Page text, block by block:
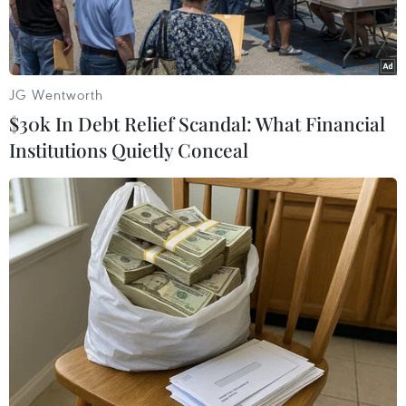
Ngoại trưởng Iran Hossein Amir-Abdollahian dự kiến tới thăm
Pakistan vào ngày 29/1. (Ảnh: THX/TTXVN)
Ngày 22/1, Iran và Pakistan thông báo các đại sứ
của mình sẽ trở lại làm việc sau khi hai nước
nhất trí hạ nhiệt căng thẳng sau các cuộc không
JG Wentworth
$30k In Debt Relief Scandal: What Financial
Institutions Quietly Conceal